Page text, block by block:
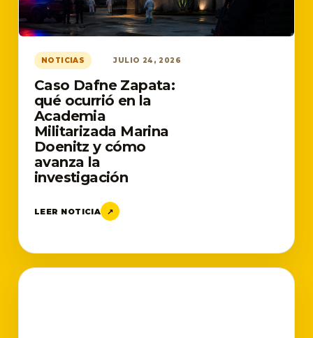
NOTICIAS JULIO 24, 2026
Caso Dafne Zapata:
qué ocurrió en la
Academia
Militarizada Marina
Doenitz y cómo
avanza la
investigación
LEER NOTICIA ↗